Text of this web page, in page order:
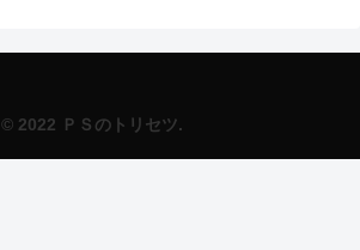
© 2022 ＰＳのトリセツ.